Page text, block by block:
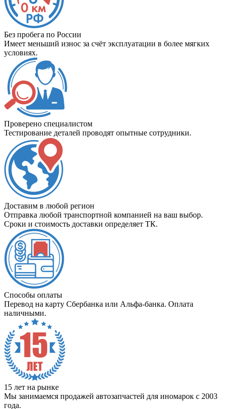
Без пробега по России
Имеет меньший износ за счёт эксплуатации в более мягких
условиях.
Проверено специалистом
Тестирование деталей проводят опытные сотрудники.
Доставим в любой регион
Отправка любой транспортной компанией на ваш выбор.
Сроки и стоимость доставки определяет ТК.
Способы оплаты
Перевод на карту Сбербанка или Альфа-банка. Оплата
наличными.
15 лет на рынке
Мы занимаемся продажей автозапчастей для иномарок с 2003
года.